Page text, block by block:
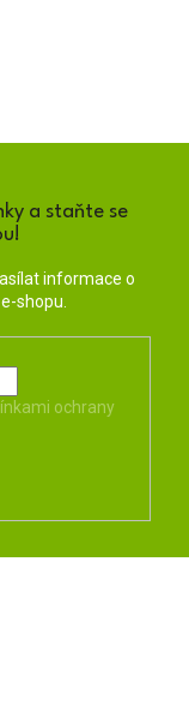
a staňte se
informace o
shopu.
ochrany